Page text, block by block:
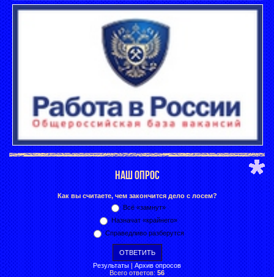
НАШ ОПРОС
Как вы считаете, чем закончится дело с лосем?
Всё «замнут»
Назначат «крайнего»
Справедливо разберутся
Результаты | Архив опросов
Всего ответов: 56